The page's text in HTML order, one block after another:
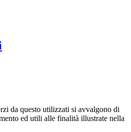
da questo utilizzati si avvalgono di
ed utili alle finalità illustrate nella